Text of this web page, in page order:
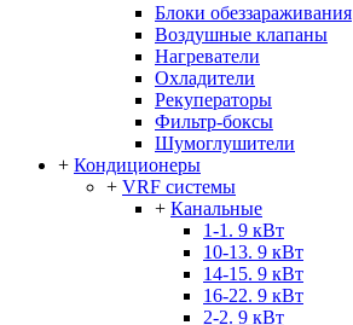
Блоки обеззараживания
Воздушные клапаны
Нагреватели
Охладители
Рекуператоры
Фильтр-боксы
Шумоглушители
+ Кондиционеры
+ VRF системы
+ Канальные
1-1. 9 кВт
10-13. 9 кВт
14-15. 9 кВт
16-22. 9 кВт
2-2. 9 кВт